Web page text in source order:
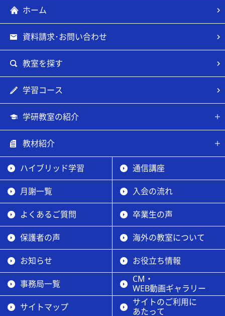
ホーム
資料請求･お問い合わせ
教室を探す
学習コース
学研教室の紹介
教材紹介
ハイブリッド学習 通信講座
月謝一覧 入会の流れ
よくあるご質問 卒業生の声
保護者の声 海外の教室について
お知らせ お役立ち情報
事務局一覧
CM・
WEB動画ギャラリー
サイトマップ
サイトのご利用に
あたって